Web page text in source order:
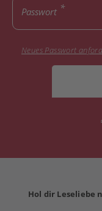
Passwort
Neues Passwort
Hol dir Leseliebe